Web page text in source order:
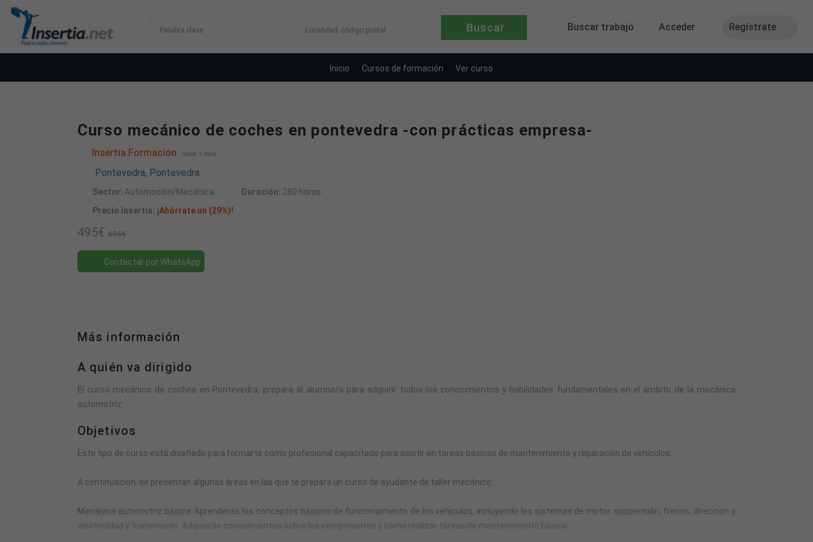
Buscar trabajo Acceder Regístrate
Localidad, código postal
Inicio Cursos de formación Ver curso
Curso mecánico de coches en pontevedra -con prácticas empresa-
Insertia.Formación hace 1 mes
Pontevedra, Pontevedra
Sector: Automoción/Mecánica Duración: 280 horas
Precio Insertia: ¡Ahórrate un (29%)!
495€ 695€
Contactar por WhatsApp
Más información
A quién va dirigido
El curso mecánico de coches en Pontevedra, prepara al alumno/a para adquirir todos los conocimientos y habilidades fundamentales en el ámbito de la mecánica
automotriz.
Objetivos
Este tipo de curso está diseñado para formarte como profesional capacitado para asistir en tareas básicas de mantenimiento y reparación de vehículos.
A continuación, se presentan algunas áreas en las que te prepara un curso de ayudante de taller mecánico:
Mecánica automotriz básica: Aprenderás los conceptos básicos de funcionamiento de los vehículos, incluyendo los sistemas de motor, suspensión, frenos, dirección y
electricidad y transmisión. Adquirirás conocimientos sobre los componentes y cómo realizar tareas de mantenimiento básico.